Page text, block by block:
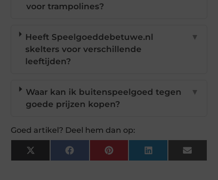
voor trampolines?
Heeft Speelgoeddebetuwe.nl
skelters voor verschillende
leeftijden?
▼
Waar kan ik buitenspeelgoed tegen
goede prijzen kopen?
▼
Goed artikel? Deel hem dan op:
X
(Twitter)
FacebookPinterestLinkedInEmail